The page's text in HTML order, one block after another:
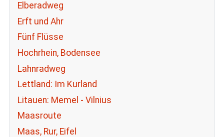
Elberadweg
Erft und Ahr
Fünf Flüsse
Hochrhein, Bodensee
Lahnradweg
Lettland: Im Kurland
Litauen: Memel - Vilnius
Maasroute
Maas, Rur, Eifel